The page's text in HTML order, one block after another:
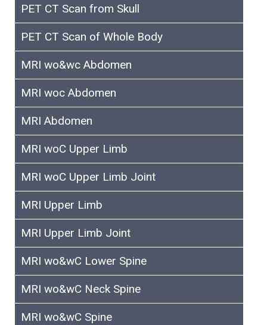
PET CT Scan from Skull
PET CT Scan of Whole Body
MRI wo&wc Abdomen
MRI woc Abdomen
MRI Abdomen
MRI woC Upper Limb
MRI woC Upper Limb Joint
MRI Upper Limb
MRI Upper Limb Joint
MRI wo&wC Lower Spine
MRI wo&wC Neck Spine
MRI wo&wC Spine